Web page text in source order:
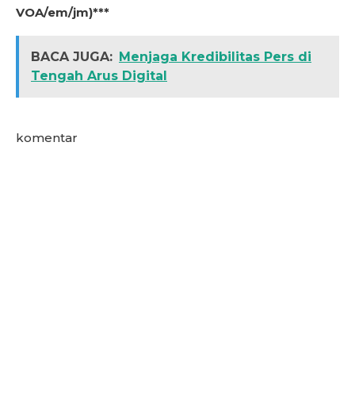
VOA/em/jm)***
BACA JUGA: Menjaga Kredibilitas Pers di
Tengah Arus Digital
komentar